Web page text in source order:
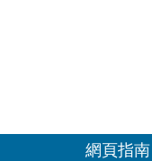
網頁指南